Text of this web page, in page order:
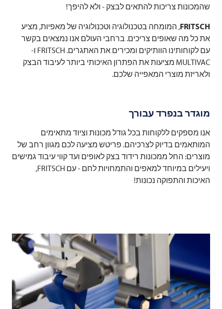
שהמכונות צריכות להתאים לבצק - ולא להיפך!
FRITSCH, המומחה בטכנולוגיה וטכנולוגיה של מאפיות, מציע
את כל מה שאופים צריכים. ברחבי העולם אנו נמצאים בקשר
עם לקוחותינו הוותיקים ומכירים את האתגרים. FRITSCH ו-
MULTIVAC מציעות את הפתרון האיכותי ביותר לעיבוד הבצק
ולאריזת מוצרי המאפייה שלכם.
מוגדר בנפרד עבורך
אנו מספקים ללקוחות בכל גודל מכונות וציוד מתאימים
המותאמים בדיוק לצרכיהם. פריטש מציעה לכם מגוון רחב של
מוצרים: החל ממכונות רידוד בצק לאופים ועד קווי עיבוד גמישים
ויעילים במיוחד למאפים והתמחויות לחם - עם FRITSCH
,
האיכות והתפוקה נכונות!